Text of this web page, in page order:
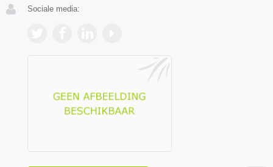
Sociale media: